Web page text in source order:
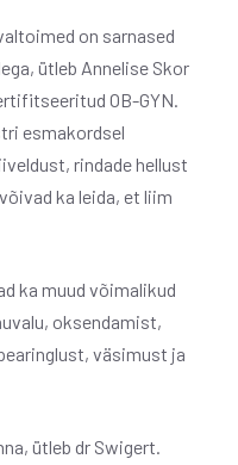
on sarnased
ütleb Annelise Skor
OB-GYN.
esmakordsel
rindade hellust
ka leida, et liim
ka muud võimalikud
oksendamist,
väsimust ja
ütleb dr Swigert.